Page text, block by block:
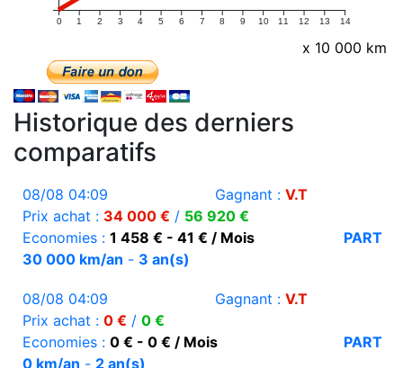
0 1 2 3 4 5 6 7 8 9 10 11 12 13 14
x 10 000 km
Historique des derniers
comparatifs
08/08 04:09 Gagnant : V.T
Prix achat : 34 000 € / 56 920 €
Economies : 1 458 € - 41 € / Mois
PART
30 000 km/an - 3 an(s)
08/08 04:09 Gagnant : V.T
Prix achat : 0 € / 0 €
Economies : 0 € - 0 € / Mois
PART
0 km/an - 2 an(s)